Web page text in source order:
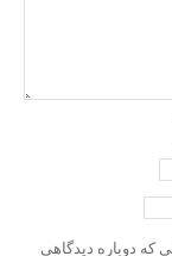
که دوباره دیدگاهی